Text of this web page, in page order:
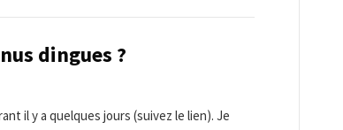
dingues ?
il y a quelques jours (suivez le lien). Je